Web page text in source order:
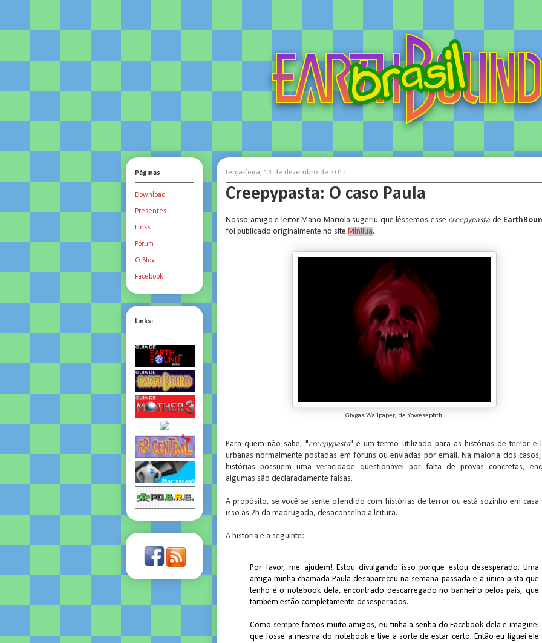
terça-feira, 13 de dezembro de 2011
Creepypasta: O caso Paula
Nosso amigo e leitor Mano Mariola sugeriu que lêssemos esse creepypasta de
foi publicado originalmente no site Minilua.
Giygas Wallpaper, de Yowesephth.
Para quem não sabe, "creepypasta" é um termo utilizado para as histórias de terror e
urbanas normalmente postadas em fóruns ou enviadas por email. Na maioria dos casos,
histórias possuem uma veracidade questionável por falta de provas concretas,
algumas são declaradamente falsas.
A propósito, se você se sente ofendido com histórias de terror ou está sozinho em casa
isso às 2h da madrugada, desaconselho a leitura.
A história é a seguinte:
Por favor, me ajudem! Estou divulgando isso porque estou desesperado. Uma
amiga minha chamada Paula desapareceu na semana passada e a única pista que
tenho é o notebook dela, encontrado descarregado no banheiro pelos pais, que
também estão completamente desesperados.
Como sempre fomos muito amigos, eu tinha a senha do Facebook dela e imaginei
que fosse a mesma do notebook e tive a sorte de estar certo. Então eu liguei ele
Páginas
Download
Presentes
Links
Fórum
O Blog
Facebook
Links: